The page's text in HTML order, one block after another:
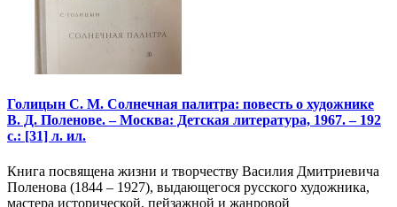
Голицын С. М. Солнечная палитра: повесть о художнике
В. Д. Поленове. – Москва: Детская литература, 1967. – 192
с.: [31] л. ил.
Книга посвящена жизни и творчеству Василия Дмитриевича
Поленова (1844 – 1927), выдающегося русского художника,
мастера исторической, пейзажной и жанровой